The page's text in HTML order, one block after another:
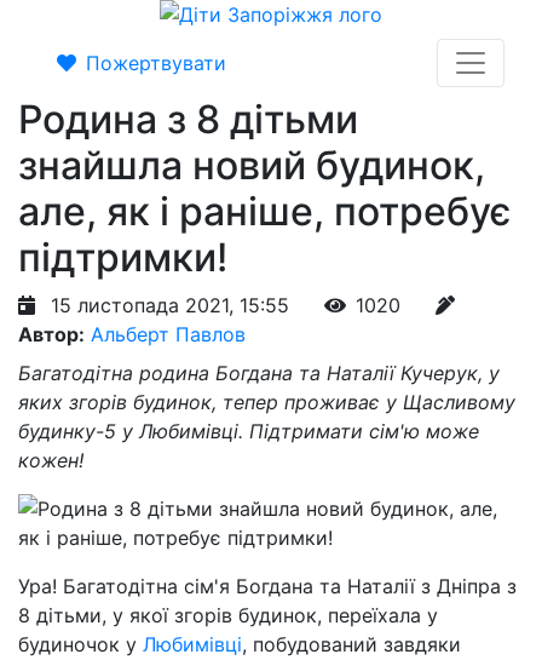
Пожертвувати
Родина з 8 дітьми
знайшла новий будинок,
але, як і раніше, потребує
підтримки!
15 листопада 2021, 15:55
1020
Автор: Альберт Павлов
Багатодітна родина Богдана та Наталії Кучерук, у
яких згорів будинок, тепер проживає у Щасливому
будинку-5 у Любимівці. Підтримати сім'ю може
кожен!
Ура! Багатодітна сім'я Богдана та Наталії з Дніпра з
8 дітьми, у якої згорів будинок, переїхала у
будиночок у Любимівці, побудований завдяки